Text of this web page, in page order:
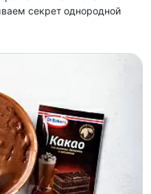
секрет однородной